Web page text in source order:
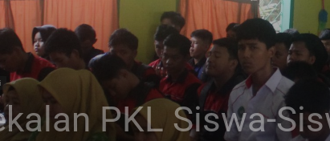
PKL Siswa-